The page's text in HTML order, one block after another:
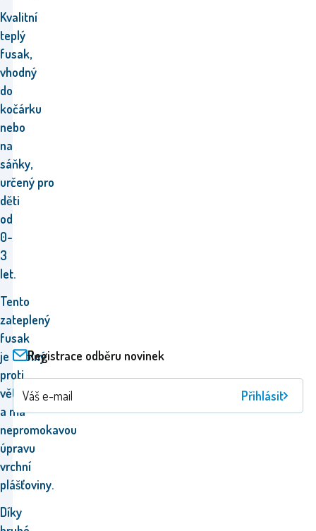
Kvalitní
teplý
fusak,
vhodný
do
kočárku
nebo
na
sáňky,
určený pro
děti
od
0-
3
let.
Tento
zateplený
fusak
je odolný
proti
větru
a má
nepromokavou
úpravu
vrchní
plášťoviny.
Díky
Registrace odběru novinek
Přihlásit